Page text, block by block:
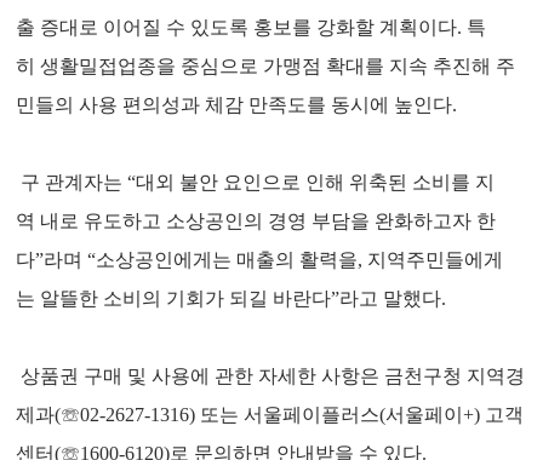
출 증대로 이어질 수 있도록 홍보를 강화할 계획이다. 특
히 생활밀접업종을 중심으로 가맹점 확대를 지속 추진해 주
민들의 사용 편의성과 체감 만족도를 동시에 높인다.
구 관계자는 “대외 불안 요인으로 인해 위축된 소비를 지
역 내로 유도하고 소상공인의 경영 부담을 완화하고자 한
다”라며 “소상공인에게는 매출의 활력을, 지역주민들에게
는 알뜰한 소비의 기회가 되길 바란다”라고 말했다.
상품권 구매 및 사용에 관한 자세한 사항은 금천구청 지역경
제과(☏02-2627-1316) 또는 서울페이플러스(서울페이+) 고객
센터(☏1600-6120)로 문의하면 안내받을 수 있다.